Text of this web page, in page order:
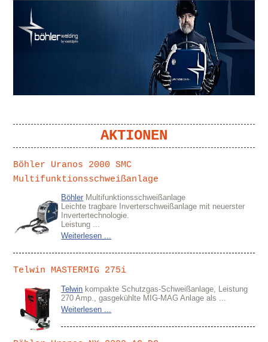
AKTIONEN
Böhler Uranos 2000 SMC
Multifunktionsschweißanlage
Böhler Multifunktionsschweißanlage
Leichte tragbare Inverterschweißanlage mit neuerster
Invertertechnologie.
Leistung ...
Weiterlesen ...
Telwin MASTERMIG 275i
Telwin kompakte Schutzgas-Schweißanlage, Leistung
270 Amp., gasgekühlte MIG-MAG Anlage als ...
Weiterlesen ...